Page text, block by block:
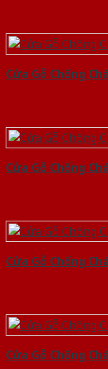
Cửa Gỗ Chống
Cửa Gỗ Chống
Cửa Gỗ Chống
Cửa Gỗ Chống